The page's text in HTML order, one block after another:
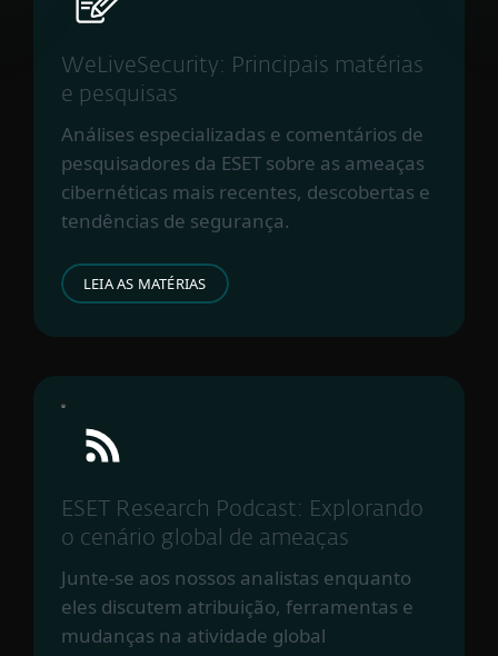
WeLiveSecurity: Principais matérias
e pesquisas
Análises especializadas e comentários de
pesquisadores da ESET sobre as ameaças
cibernéticas mais recentes, descobertas e
tendências de segurança.
LEIA AS MATÉRIAS
ESET Research Podcast: Explorando
o cenário global de ameaças
Junte-se aos nossos analistas enquanto
eles discutem atribuição, ferramentas e
mudanças na atividade global